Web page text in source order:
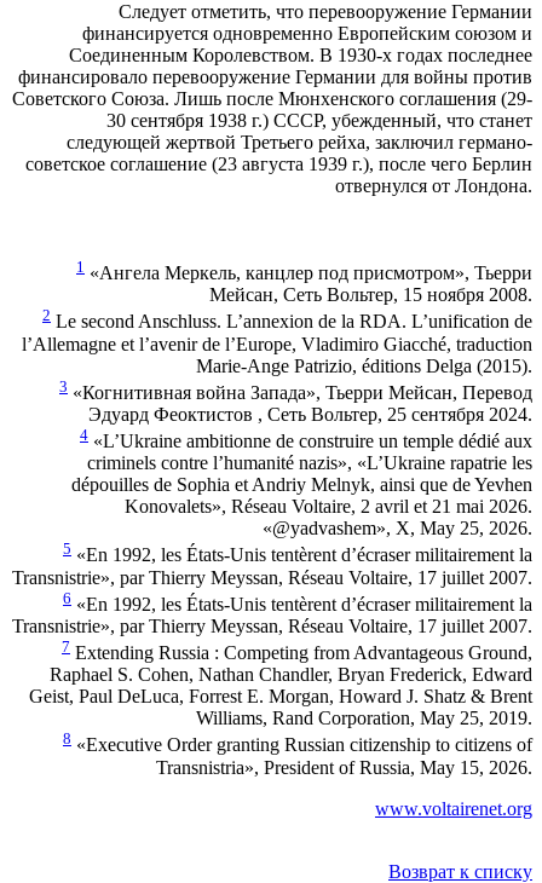
Следует отметить, что перевооружение Германии
финансируется одновременно Европейским союзом и
Соединенным Королевством. В 1930-х годах последнее
финансировало перевооружение Германии для войны против
Советского Союза. Лишь после Мюнхенского соглашения (29-
30 сентября 1938 г.) СССР, убежденный, что станет
следующей жертвой Третьего рейха, заключил германо-
советское соглашение (23 августа 1939 г.), после чего Берлин
отвернулся от Лондона.
1 «Ангела Меркель, канцлер под присмотром», Тьерри
Мейсан, Сеть Вольтер, 15 ноября 2008.
2 Le second Anschluss. L’annexion de la RDA. L’unification de
l’Allemagne et l’avenir de l’Europe, Vladimiro Giacché, traduction
Marie-Ange Patrizio, éditions Delga (2015).
3 «Когнитивная война Запада», Тьерри Мейсан, Перевод
Эдуард Феоктистов , Сеть Вольтер, 25 сентября 2024.
4 «L’Ukraine ambitionne de construire un temple dédié aux
criminels contre l’humanité nazis», «L’Ukraine rapatrie les
dépouilles de Sophia et Andriy Melnyk, ainsi que de Yevhen
Konovalets», Réseau Voltaire, 2 avril et 21 mai 2026.
«@yadvashem», X, May 25, 2026.
5 «En 1992, les États-Unis tentèrent d’écraser militairement la
Transnistrie», par Thierry Meyssan, Réseau Voltaire, 17 juillet 2007.
6 «En 1992, les États-Unis tentèrent d’écraser militairement la
Transnistrie», par Thierry Meyssan, Réseau Voltaire, 17 juillet 2007.
7 Extending Russia : Competing from Advantageous Ground,
Raphael S. Cohen, Nathan Chandler, Bryan Frederick, Edward
Geist, Paul DeLuca, Forrest E. Morgan, Howard J. Shatz & Brent
Williams, Rand Corporation, May 25, 2019.
8 «Executive Order granting Russian citizenship to citizens of
Transnistria», President of Russia, May 15, 2026.
www.voltairenet.org
Возврат к списку